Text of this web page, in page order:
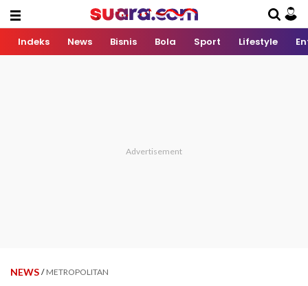
Indeks News Bisnis Bola Sport Lifestyle
NEWS / METROPOLITAN